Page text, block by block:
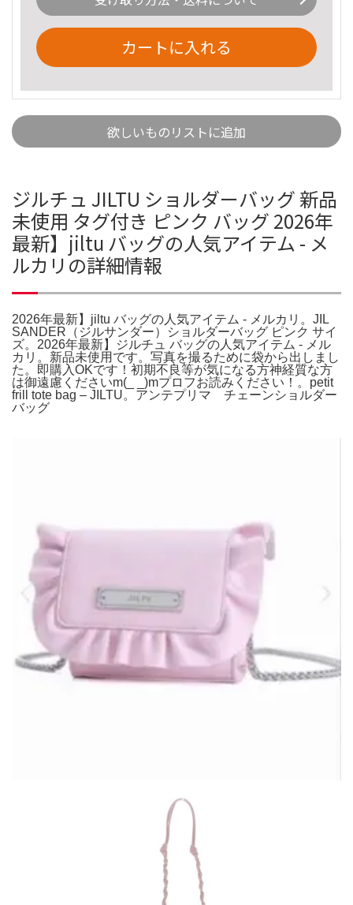
カートに入れる
欲しいものリストに追加
ジルチュ JILTU ショルダーバッグ 新品
未使用 タグ付き ピンク バッグ 2026年
最新】jiltu バッグの人気アイテム - メ
ルカリの詳細情報
2026年最新】jiltu バッグの人気アイテム - メルカリ。JIL
SANDER（ジルサンダー）ショルダーバッグ ピンク サイ
ズ。2026年最新】ジルチュ バッグの人気アイテム - メル
カリ。新品未使用です。写真を撮るために袋から出しまし
た。即購入OKです！初期不良等が気になる方神経質な方
は御遠慮くださいm(_ _)mプロフお読みください！。petit
frill tote bag – JILTU。アンテプリマ チェーンショルダー
バッグ